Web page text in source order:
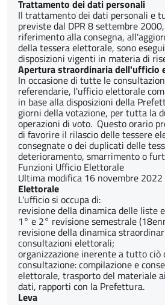
Trattamento dei dati personali
Il trattamento dei dati personali e
previste dal DPR 8 settembre
riferimento alla consegna,
della tessera elettorale, sono
disposizioni vigenti in materia di
Apertura straordinaria dell'ufficio
In occasione di tutte le
referendarie, l'ufficio elettorale
in base alla disposizioni della
giorni della votazione, per tutta la
operazioni di voto. Questo orario
di favorire il rilascio delle tessere
consegnate o dei duplicati delle
deterioramento, smarrimento o
Funzioni Ufficio Elettorale
Ultima modifica 16 novembre 2022
Elettorale
L'ufficio si occupa di:
revisione della dinamica delle liste
1° e 2° revisione semestrale
revisione della dinamica
consultazioni elettorali;
organizzazione inerente a tutto ciò
consultazione: compilazione e
elettorale, trasporto del materiale
dati, rapporti con la Prefettura.
Leva